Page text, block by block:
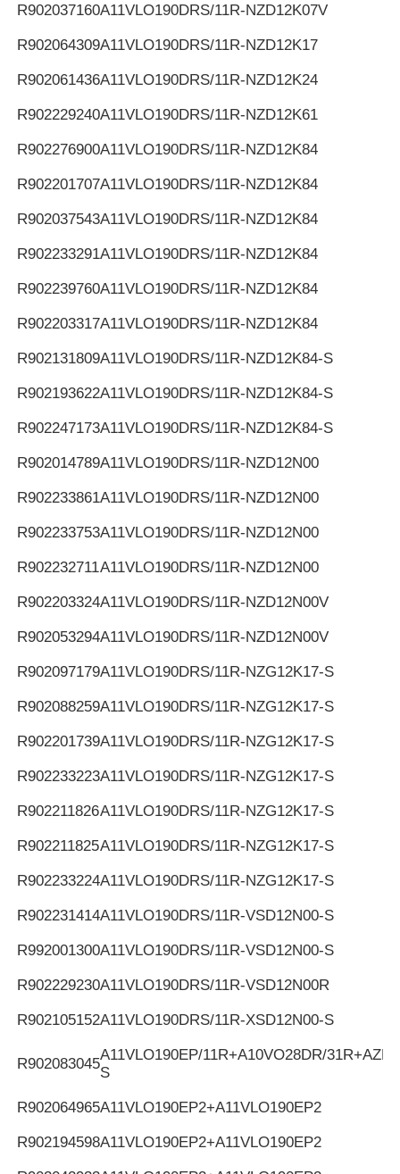
R902037160A11VLO190DRS/11R-NZD12K07V
R902064309A11VLO190DRS/11R-NZD12K17
R902061436A11VLO190DRS/11R-NZD12K24
R902229240A11VLO190DRS/11R-NZD12K61
R902276900A11VLO190DRS/11R-NZD12K84
R902201707A11VLO190DRS/11R-NZD12K84
R902037543A11VLO190DRS/11R-NZD12K84
R902233291A11VLO190DRS/11R-NZD12K84
R902239760A11VLO190DRS/11R-NZD12K84
R902203317A11VLO190DRS/11R-NZD12K84
R902131809A11VLO190DRS/11R-NZD12K84-S
R902193622A11VLO190DRS/11R-NZD12K84-S
R902247173A11VLO190DRS/11R-NZD12K84-S
R902014789A11VLO190DRS/11R-NZD12N00
R902233861A11VLO190DRS/11R-NZD12N00
R902233753A11VLO190DRS/11R-NZD12N00
R902232711A11VLO190DRS/11R-NZD12N00
R902203324A11VLO190DRS/11R-NZD12N00V
R902053294A11VLO190DRS/11R-NZD12N00V
R902097179A11VLO190DRS/11R-NZG12K17-S
R902088259A11VLO190DRS/11R-NZG12K17-S
R902201739A11VLO190DRS/11R-NZG12K17-S
R902233223A11VLO190DRS/11R-NZG12K17-S
R902211826A11VLO190DRS/11R-NZG12K17-S
R902211825A11VLO190DRS/11R-NZG12K17-S
R902233224A11VLO190DRS/11R-NZG12K17-S
R902231414A11VLO190DRS/11R-VSD12N00-S
R992001300A11VLO190DRS/11R-VSD12N00-S
R902229230A11VLO190DRS/11R-VSD12N00R
R902105152A11VLO190DRS/11R-XSD12N00-S
R902083045
A11VLO190EP/11R+A10VO28DR/
S
R902064965A11VLO190EP2+A11VLO190EP2
R902194598A11VLO190EP2+A11VLO190EP2